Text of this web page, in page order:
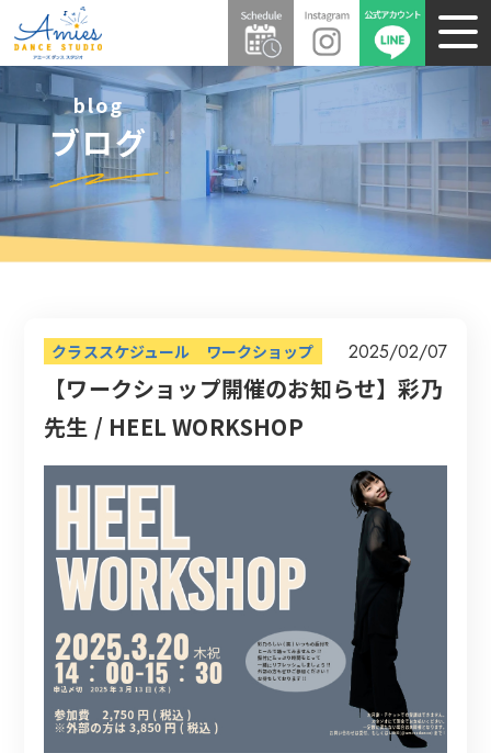
blog
ブログ
クラススケジュール ワークショップ 2025/02/07
【ワークショップ開催のお知らせ】彩乃
先生 / HEEL WORKSHOP